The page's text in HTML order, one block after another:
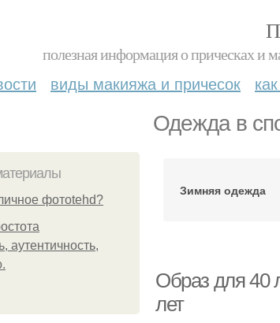
полезная информация о прическах и
виды макияжа и причесок
Одежда в
фотоtehd?
аутентичность,
Зимняя одежда
Образ для 40
лет